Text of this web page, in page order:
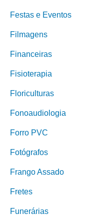
Festas e Eventos
Filmagens
Financeiras
Fisioterapia
Floriculturas
Fonoaudiologia
Forro PVC
Fotógrafos
Frango Assado
Fretes
Funerárias